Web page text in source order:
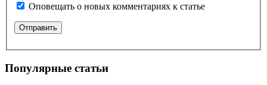
Оповещать о новых комментариях к статье
Популярные статьи